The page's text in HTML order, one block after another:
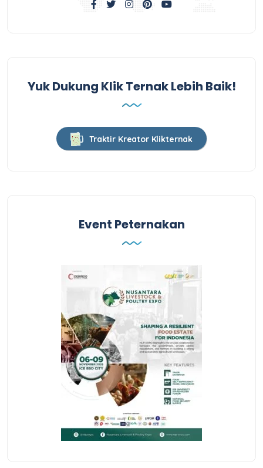
Yuk Dukung Klik Ternak Lebih Baik!
Traktir Kreator Klikternak
Event Peternakan